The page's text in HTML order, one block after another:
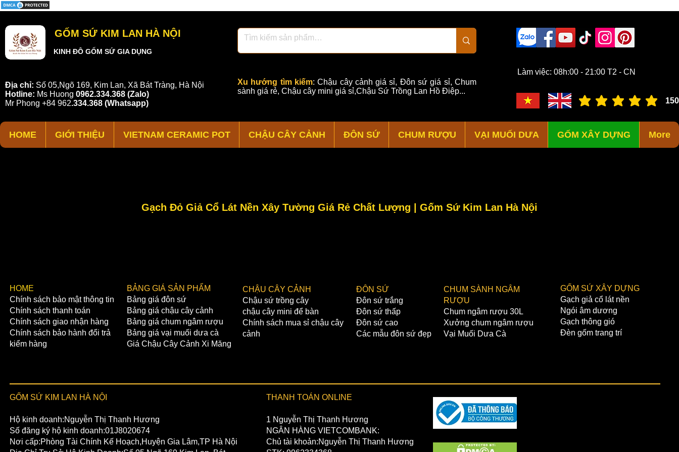
Gạch Đỏ Giả Cổ Lát Nền Xây Tường Giá Rẻ Chất Lượng | Gốm Sứ Kim Lan Hà Nội
Làm việc: 08h:00 - 21:00 T2 - CN
Xu hướng tìm kiếm:Chậu cây cảnh giá sỉ, Đôn sứ giá sỉ,Chum
sành giá rẻ, Chậu cây mini giá sỉ,Chậu Sứ Trồng Lan Hồ Điệp...
Địa chỉ: Số 05,Ngõ 169, Kim Lan, Xã Bát Tràng, Hà Nội
Hotline: Ms Huong 0962.334.368 (Zalo)
Mr Phong +84 962.334.368 (Whatsapp)
KINH ĐÔ GỐM SỨ GIA DỤNG
GỐM SỨ KIM LAN HÀ NỘI
HOME GIỚI THIỆU VIETNAM CERAMIC POT CHẬU CÂY CẢNH ĐÔN SỨ CHUM RƯỢU VẠI MUỐI DƯA GỐM XÂY DỰNG More
150
đánh giá trung bình là 3 /
​HOME
Chính sách bảo mật thông tin
Chính sách thanh toán
Chính sách giao nhận hàng
Chính sách bảo hành đổi trả
kiểm hàng
BẢNG GIÁ SẢN PHẨM
Bảng giá đôn sứ
Bảng giá chậu cây cảnh
Bảng giá chum ngâm rượu
Bảng giá vại muối dưa cà
Giá Chậu Cây Cảnh Xi Măng
CHẬU CÂY CẢNH
Chậu sứ trồng cây
chậu cây mini để bàn
Chính sách mua sỉ chậu cây
cảnh
ĐÔN SỨ
Đôn sứ trắng
Đôn sứ thấp
Đôn sứ cao
Các mẫu đôn sứ đẹp
CHUM SÀNH NGÂM
RƯỢU
Chum ngâm rượu 30L
Xưởng chum ngâm rượu
Vại Muối Dưa Cà
GỐM SỨ XÂY DỰNG
Gạch giả cổ lát nền
Ngói âm dương
Gạch thông gió
Đèn gốm trang trí
GỐM SỨ KIM LAN HÀ NỘI
Hộ kinh doanh:Nguyễn Thị Thanh Hương
Số đăng ký hộ kinh doanh:01J8020674
Nơi cấp:Phòng Tài Chính Kế Hoạch,Huyện Gia Lâm,TP Hà Nội
THANH TOÁN ONLINE
1 Nguyễn Thị Thanh Hương
NGÂN HÀNG VIETCOMBANK:
Chủ tài khoản:Nguyễn Thị Thanh Hương